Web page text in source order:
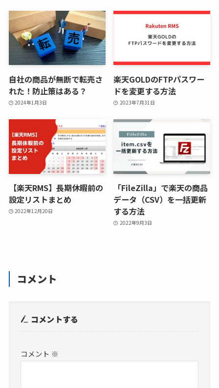
自社の商品が無断で転売さ
れた！防止策はある？
2024年1月3日
楽天GOLDのFTPパスワー
ドを変更する方法
2023年7月31日
【楽天RMS】長期休暇前の
設定リストまとめ
2022年12月20日
「FileZilla」で楽天の商品
データ（CSV）を一括更新
する方法
2022年9月3日
コメント
コメントする
コメント ※